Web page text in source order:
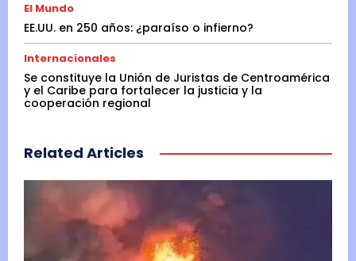
El Mundo
EE.UU. en 250 años: ¿paraíso o infierno?
Internacionales
Se constituye la Unión de Juristas de Centroamérica
y el Caribe para fortalecer la justicia y la
cooperación regional
Related Articles